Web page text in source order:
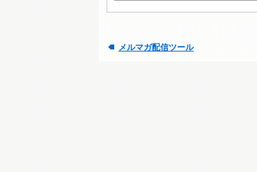
メルマガ配信ツール